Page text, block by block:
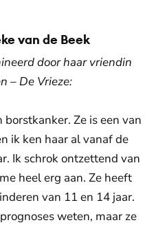
van de Beek
door haar vriendin
– De Vrieze:
Ze is een van
ik ken haar al vanaf de
Ik schrok ontzettend van
heel erg aan. Ze heeft
van 11 en 14 jaar.
weten, maar ze